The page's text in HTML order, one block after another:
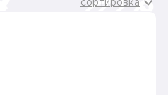
сортировка